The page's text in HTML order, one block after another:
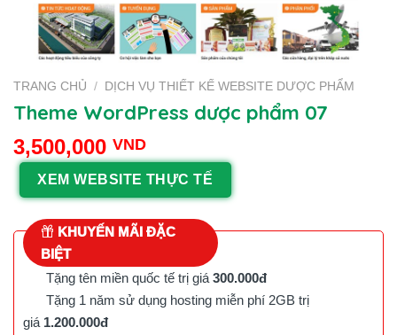
TRANG CHỦ / DỊCH VỤ THIẾT KẾ WEBSITE DƯỢC PHẨM
Theme WordPress dược phẩm 07
3,500,000 VND
XEM WEBSITE THỰC TẾ
KHUYẾN MÃI ĐẶC
BIỆT
Tặng tên miền quốc tế trị giá 300.000đ
Tặng 1 năm sử dụng hosting miễn phí 2GB trị
giá 1.200.000đ